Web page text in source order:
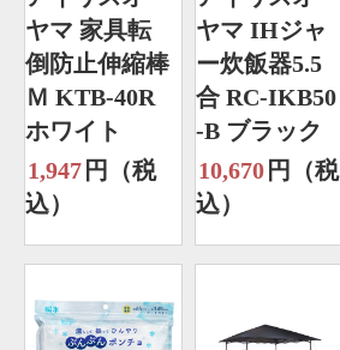
ヤマ 家具転
倒防止伸縮棒
Ｍ KTB-40R
ホワイト
1,947 円（税
込）
ヤマ IHジャ
ー炊飯器5.5
合 RC-IKB50
-B ブラック
10,670 円（税
込）